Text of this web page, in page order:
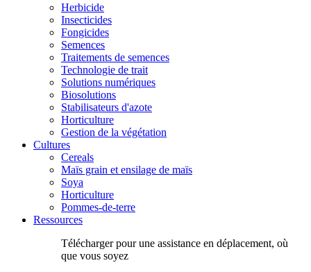
Herbicide
Insecticides
Fongicides
Semences
Traitements de semences
Technologie de trait
Solutions numériques
Biosolutions
Stabilisateurs d'azote
Horticulture
Gestion de la végétation
Cultures
Cereals
Maïs grain et ensilage de maïs
Soya
Horticulture
Pommes-de-terre
Ressources
Télécharger pour une assistance en déplacement, où
que vous soyez